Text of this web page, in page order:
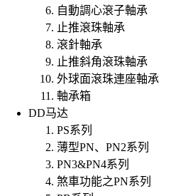
自動調心滾子軸承
止推滾珠軸承
滾針軸承
止推斜角滾珠軸承
外球面滾珠連座軸承
軸承箱
DD马达
PS系列
薄型PN、PN2系列
PN3&PN4系列
煞車功能之PN系列